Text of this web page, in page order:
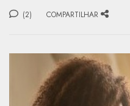
(2) COMPARTILHAR